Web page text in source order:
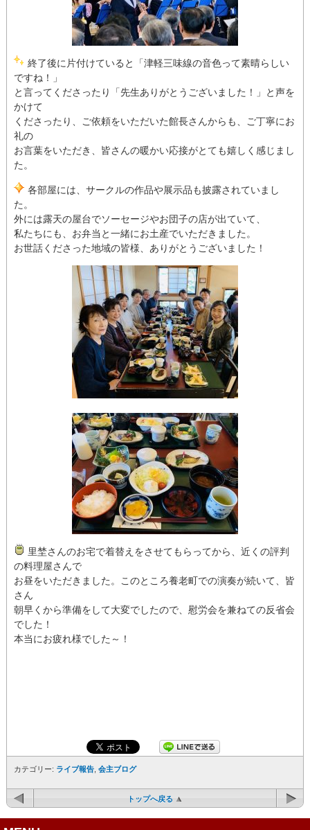
終了後に片付けていると「津軽三味線の音色って素晴らしい
ですね！」
と言ってくださったり「先生ありがとうございました！」と声を
かけて
くださったり、ご依頼をいただいた館長さんからも、ご丁寧にお
礼の
お言葉をいただき、皆さんの暖かい応接がとても嬉しく感じまし
た。
各部屋には、サークルの作品や展示品も披露されていまし
た。
外には露天の屋台でソーセージやお団子の店が出ていて、
私たちにも、お弁当と一緒にお土産でいただきました。
お世話くださった地域の皆様、ありがとうございました！
里埜さんのお宅で着替えをさせてもらってから、近くの評判
の料理屋さんで
お昼をいただきました。このところ養老町での演奏が続いて、皆
さん
朝早くから準備をして大変でしたので、慰労会を兼ねての反省会
でした！
本当にお疲れ様でした～！
カテゴリー: ライブ報告 会主ブログ
トップへ戻る